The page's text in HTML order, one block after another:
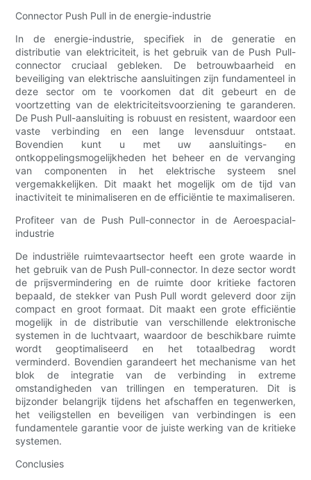
Connector Push Pull in de energie-industrie
In de energie-industrie, specifiek in de generatie en
distributie van elektriciteit, is het gebruik van de Push Pull-
connector cruciaal gebleken. De betrouwbaarheid en
beveiliging van elektrische aansluitingen zijn fundamenteel in
deze sector om te voorkomen dat dit gebeurt en de
voortzetting van de elektriciteitsvoorziening te garanderen.
De Push Pull-aansluiting is robuust en resistent, waardoor een
vaste verbinding en een lange levensduur ontstaat.
Bovendien kunt u met uw aansluitings- en
ontkoppelingsmogelijkheden het beheer en de vervanging
van componenten in het elektrische systeem snel
vergemakkelijken. Dit maakt het mogelijk om de tijd van
inactiviteit te minimaliseren en de efficiëntie te maximaliseren.
Profiteer van de Push Pull-connector in de Aeroespacial-
industrie
De industriële ruimtevaartsector heeft een grote waarde in
het gebruik van de Push Pull-connector. In deze sector wordt
de prijsvermindering en de ruimte door kritieke factoren
bepaald, de stekker van Push Pull wordt geleverd door zijn
compact en groot formaat. Dit maakt een grote efficiëntie
mogelijk in de distributie van verschillende elektronische
systemen in de luchtvaart, waardoor de beschikbare ruimte
wordt geoptimaliseerd en het totaalbedrag wordt
verminderd. Bovendien garandeert het mechanisme van het
blok de integratie van de verbinding in extreme
omstandigheden van trillingen en temperaturen. Dit is
bijzonder belangrijk tijdens het afschaffen en tegenwerken,
het veiligstellen en beveiligen van verbindingen is een
fundamentele garantie voor de juiste werking van de kritieke
systemen.
Conclusies